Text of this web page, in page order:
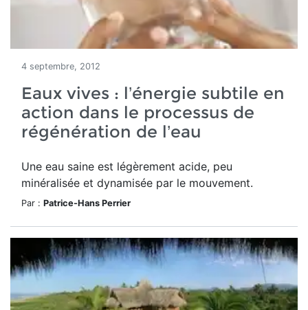
4 septembre, 2012
Eaux vives : l’énergie subtile en
action dans le processus de
régénération de l’eau
Une eau saine est légèrement acide, peu
minéralisée et dynamisée par le mouvement.
Par : Patrice-Hans Perrier